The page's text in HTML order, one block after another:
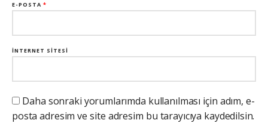
E-POSTA*
İNTERNET SITESI
Daha sonraki yorumlarımda kullanılması için adım, e-
posta adresim ve site adresim bu tarayıcıya kaydedilsin.